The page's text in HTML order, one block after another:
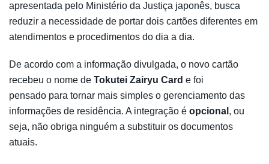
apresentada pelo Ministério da Justiça japonês, busca
reduzir a necessidade de portar dois cartões diferentes em
atendimentos e procedimentos do dia a dia.
De acordo com a informação divulgada, o novo cartão
recebeu o nome de Tokutei Zairyu Card e foi
pensado para tornar mais simples o gerenciamento das
informações de residência. A integração é opcional , ou
seja, não obriga ninguém a substituir os documentos
atuais.